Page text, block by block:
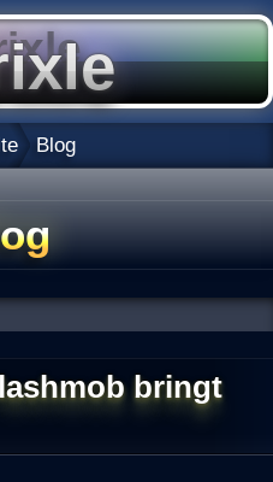
Blog
bringt